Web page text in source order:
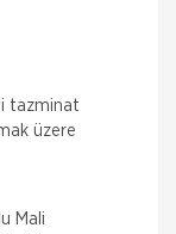
tazminat
üzere
Mali